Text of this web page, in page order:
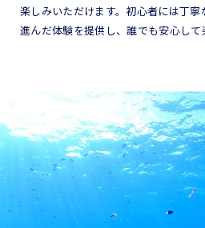
楽しみいただけます。初心者には丁
進んだ体験を提供し、誰でも安心して